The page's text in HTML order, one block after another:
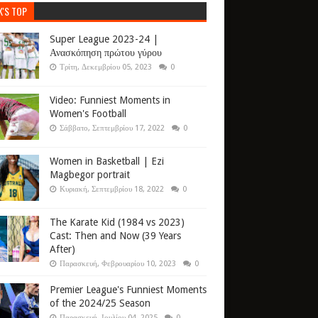
TOP
Super League 2023-24 |
Ανασκόπηση πρώτου γύρου
Τρίτη, Δεκεμβρίου 05, 2023 0
Video: Funniest Moments in
Women's Football
Σάββατο, Σεπτεμβρίου 17, 2022 0
Women in Basketball | Ezi
Magbegor portrait
Κυριακή, Σεπτεμβρίου 18, 2022 0
The Karate Kid (1984 vs 2023)
Cast: Then and Now (39 Years
After)
Παρασκευή, Φεβρουαρίου 10, 2023 0
Premier League's Funniest Moments
of the 2024/25 Season